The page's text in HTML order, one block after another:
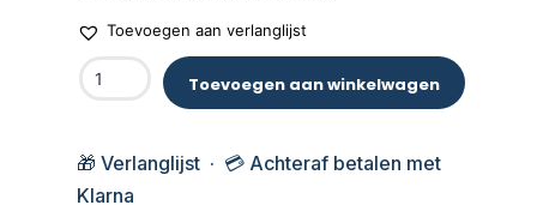
Toevoegen aan verlanglijst
Toevoegen aan winkelwagen
🎁 Verlanglijst · 💳 Achteraf betalen met
Klarna